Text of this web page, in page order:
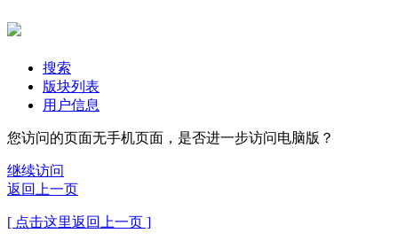
搜索
版块列表
用户信息
您访问的页面无手机页面，是否进一步访问电脑版？
继续访问
返回上一页
[ 点击这里返回上一页 ]